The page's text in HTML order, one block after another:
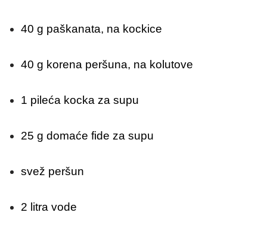
40 g paškanata, na kockice
40 g korena peršuna, na kolutove
1 pileća kocka za supu
25 g domaće fide za supu
svež peršun
2 litra vode